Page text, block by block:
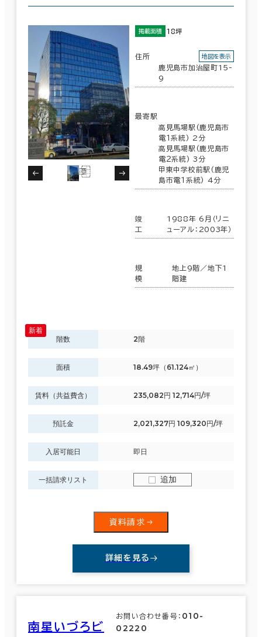
掲載面積 18坪
住所
鹿児島市加治屋町15-
9
地図を表示
最寄駅
高見馬場駅(鹿児島市
電１系統) 2分
高見馬場駅(鹿児島市
電２系統) 3分
甲東中学校前駅(鹿児
島市電１系統) 4分
竣
工
1988年 6月（リニ
ューアル：2003年）
規
模
地上9階／地下1
階建
階数 2階
面積 18.49坪（61.124㎡）
賃料（共益費含） 235,082円 12,714円/坪
預託金 2,021,327円 109,320円/坪
入居可能日 即日
一括請求リスト 追加
資料請求
詳細を見る
南星いづろビ
お問い合わせ番号： 010-
02220